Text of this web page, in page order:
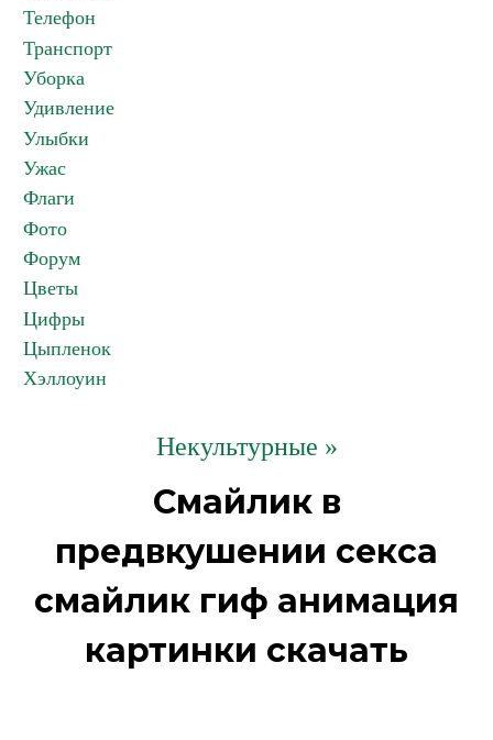
Телефон
Транспорт
Уборка
Удивление
Улыбки
Ужас
Флаги
Фото
Форум
Цветы
Цифры
Цыпленок
Хэллоуин
Некультурные »
Смайлик в
предвкушении секса
смайлик гиф анимация
картинки скачать